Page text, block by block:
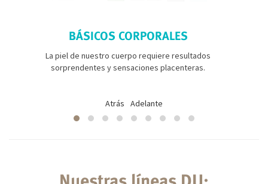
BÁSICOS CORPORALES
La piel de nuestro cuerpo requiere resultados
sorprendentes y sensaciones placenteras.
Atrás Adelante